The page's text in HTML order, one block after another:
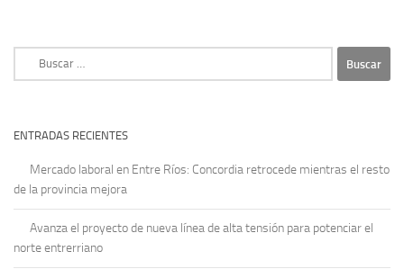
ENTRADAS RECIENTES
Mercado laboral en Entre Ríos: Concordia retrocede mientras el resto
de la provincia mejora
Avanza el proyecto de nueva línea de alta tensión para potenciar el
norte entrerriano